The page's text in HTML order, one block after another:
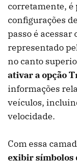
corretamente, é
configurações
passo é acessar
representado
no canto
ativar a opção
informações
veículos,
velocidade.
Com essa
exibir símbolos